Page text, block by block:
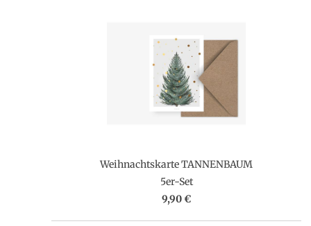
Weihnachtskarte TANNENBAUM
5er-Set
9,90 €